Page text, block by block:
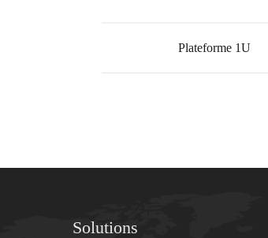
Plateforme 1U
Solutions